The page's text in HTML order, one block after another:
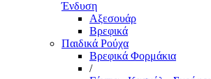
Ένδυση
Αξεσουάρ
Βρεφικά
Παιδικά Ρούχα
Βρεφικά Φορμάκια
/